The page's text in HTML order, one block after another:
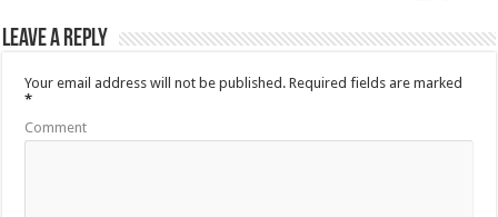
Leave a Reply
Your email address will not be published. Required fields are marked
*
Comment